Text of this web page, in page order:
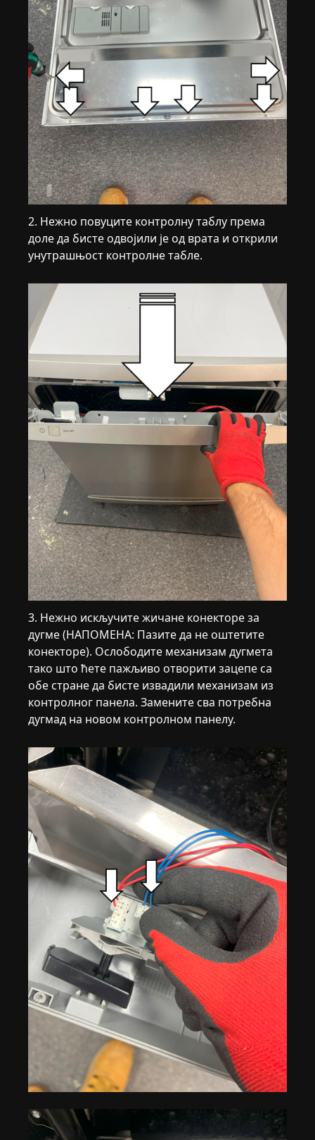
2. Нежно повуците контролну таблу према
доле да бисте одвојили је од врата и открили
унутрашњост контролне табле.
3. Нежно искључите жичане конекторе за
дугме (НАПОМЕНА: Пазите да не оштетите
конекторе). Ослободите механизам дугмета
тако што ћете пажљиво отворити зацепе са
обе стране да бисте извадили механизам из
контролног панела. Замените сва потребна
дугмад на новом контролном панелу.